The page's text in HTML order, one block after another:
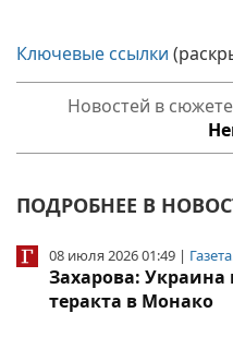
Ключевые ссылки
Новостей в
ПОДРОБНЕЕ В
08 июля 2026 01:49 |
Захарова: Украина
теракта в Монако